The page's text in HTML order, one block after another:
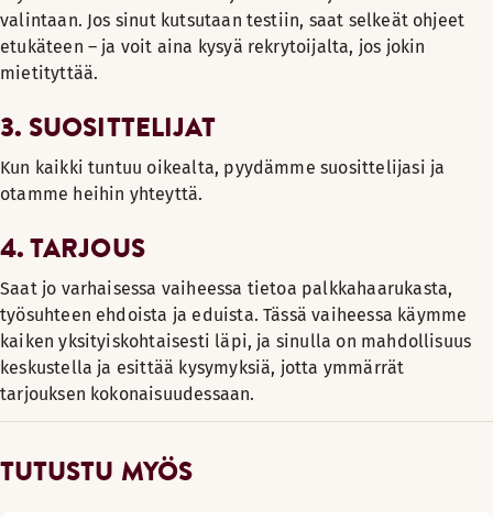
valintaan. Jos sinut kutsutaan testiin, saat selkeät ohjeet
etukäteen – ja voit aina kysyä rekrytoijalta, jos jokin
mietityttää.
3. SUOSITTELIJAT
Kun kaikki tuntuu oikealta, pyydämme suosittelijasi ja
otamme heihin yhteyttä.
4. TARJOUS
Saat jo varhaisessa vaiheessa tietoa palkkahaarukasta,
työsuhteen ehdoista ja eduista. Tässä vaiheessa käymme
kaiken yksityiskohtaisesti läpi, ja sinulla on mahdollisuus
keskustella ja esittää kysymyksiä, jotta ymmärrät
tarjouksen kokonaisuudessaan.
TUTUSTU MYÖS